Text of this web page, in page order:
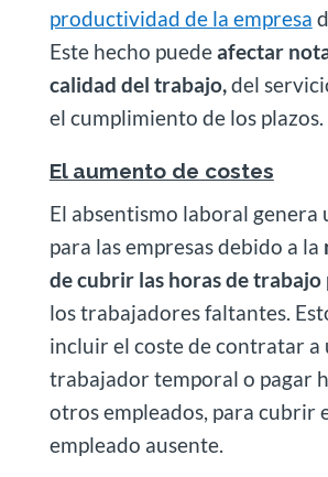
productividad de la empresa
Este hecho puedeafectar
calidad del trabajo,del
el cumplimiento de los plazos.
El aumento de costes
El absentismo laboral genera
para las empresas debido a la
de cubrir las horas de trabajo
los trabajadores faltantes.
incluir el coste de contratar a
trabajador temporal o pagar
otros empleados, para cubrir
empleado ausente.